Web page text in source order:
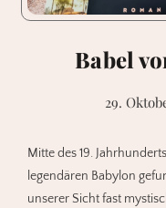
Babel
29.
Mitte des 19.
legendären Babylon
unserer Sicht fast